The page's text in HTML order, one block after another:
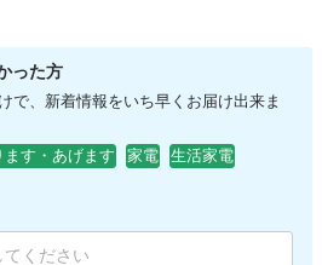
った方
で、新着情報をいち早くお届け出来ま
ます・あげます 家電
生活家電